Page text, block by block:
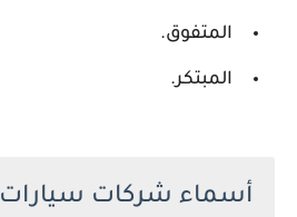
المتفوق.
المبتكر.
أسماء شركات سيارات